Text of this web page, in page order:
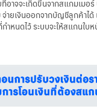
อาจจะเกิดขึ้นจากสแกมเมอ
จ่ายเงินออกจากบัญชีลูกค้าได้
ำหนดไว้ ระบบจะให้สแกนใ